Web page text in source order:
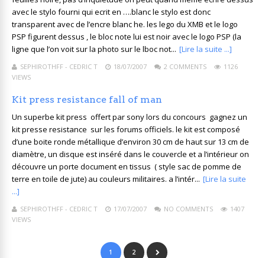
avec le stylo fourni qui ecrit en ….blanc le stylo est donc
transparent avec de l’encre blanc he. les lego du XMB et le logo
PSP figurent dessus , le bloc note lui est noir avec le logo PSP (la
ligne que l’on voit sur la photo sur le lboc not... [Lire la suite ...]
SEPHIROTHFF - CEDRIC T 18/07/2007 2 COMMENTS
1126
VIEWS
Kit press resistance fall of man
Un superbe kit press offert par sony lors du concours gagnez un
kit presse resistance sur les forums officiels. le kit est composé
d’une boite ronde métallique d’environ 30 cm de haut sur 13 cm de
diamètre, un disque est inséré dans le couvercle et a l’intérieur on
découvre un porte document en tissus ( style sac de pomme de
terre en toile de jute) au couleurs militaires. a l’intér... [Lire la suite
...]
SEPHIROTHFF - CEDRIC T 17/07/2007 NO COMMENTS
1407
VIEWS
1 2